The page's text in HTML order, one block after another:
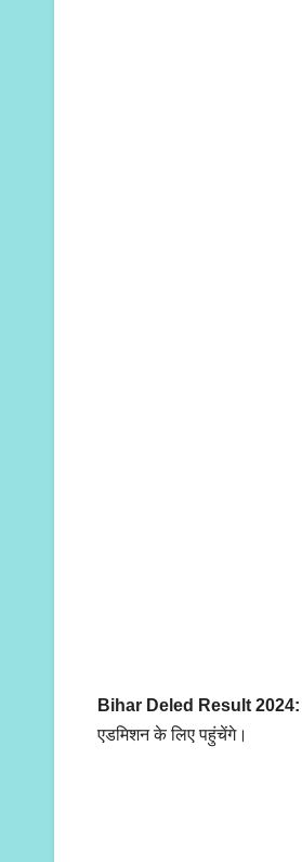
Bihar Deled Result 2024:
एडमिशन के लिए पहुंचेंगे।